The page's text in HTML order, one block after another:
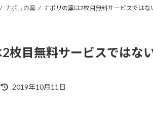
ナポリの窯 ナポリの窯は2枚目無料サービスでは
枚目無料サービスではな
最
2019年10月11日